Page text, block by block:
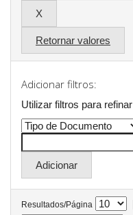
Retornar valores
Adicionar filtros:
Utilizar filtros para
Resultados/Página